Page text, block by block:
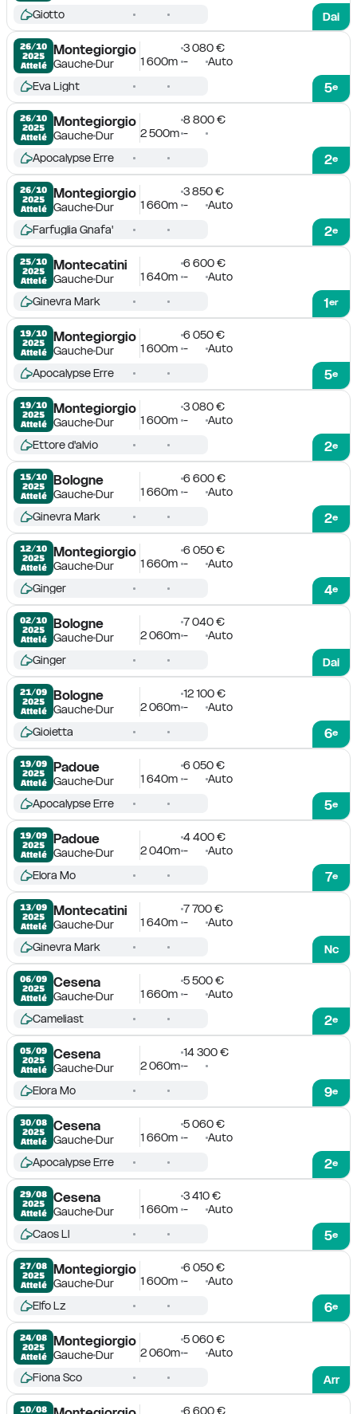
Dai
Giotto
26/10
2025
Attelé
Montegiorgio
GaucheDur
3 080 €
1 600m - Auto
5e
Eva Light
26/10
2025
Attelé
Montegiorgio
GaucheDur
8 800 €
2 500m -
2e
Apocalypse Erre
26/10
2025
Attelé
Montegiorgio
GaucheDur
3 850 €
1 660m - Auto
2e
Farfuglia Gnafa'
25/10
2025
Attelé
Montecatini
GaucheDur
6 600 €
1 640m - Auto
1er
Ginevra Mark
19/10
2025
Attelé
Montegiorgio
GaucheDur
6 050 €
1 600m - Auto
5e
Apocalypse Erre
19/10
2025
Attelé
Montegiorgio
GaucheDur
3 080 €
1 600m - Auto
2e
Ettore d'alvio
15/10
2025
Attelé
Bologne
GaucheDur
6 600 €
1 660m - Auto
2e
Ginevra Mark
12/10
2025
Attelé
Montegiorgio
GaucheDur
6 050 €
1 660m - Auto
4e
Ginger
02/10
2025
Attelé
Bologne
GaucheDur
7 040 €
2 060m -
Auto
Dai
Ginger
21/09
2025
Attelé
Bologne
GaucheDur
12 100 €
2 060m - Auto
6e
Gioietta
19/09
2025
Attelé
Padoue
GaucheDur
6 050 €
1 640m - Auto
5e
Apocalypse Erre
19/09
2025
Attelé
Padoue
GaucheDur
4 400 €
2 040m - Auto
7e
Elora Mo
13/09
2025
Attelé
Montecatini
GaucheDur
7 700 €
1 640m -
Auto
Nc
Ginevra Mark
06/09
2025
Attelé
Cesena
GaucheDur
5 500 €
1 660m - Auto
2e
Cameliast
05/09
2025
Attelé
Cesena
GaucheDur
14 300 €
2 060m -
9e
Elora Mo
30/08
2025
Attelé
Cesena
GaucheDur
5 060 €
1 660m - Auto
2e
Apocalypse Erre
29/08
2025
Attelé
Cesena
GaucheDur
3 410 €
1 660m - Auto
5e
Caos Ll
27/08
2025
Attelé
Montegiorgio
GaucheDur
6 050 €
1 600m - Auto
6e
Elfo Lz
24/08
2025
Attelé
Montegiorgio
GaucheDur
5 060 €
2 060m -
Auto
Arr
Fiona Sco
10/08
6 600 €